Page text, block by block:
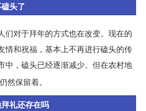
头了
们对于拜年的方式也在改变。现在的
情和祝福，基本上不再进行磕头的传
中，磕头已经逐渐减少。但在农村地
然保留着。
礼还存在吗